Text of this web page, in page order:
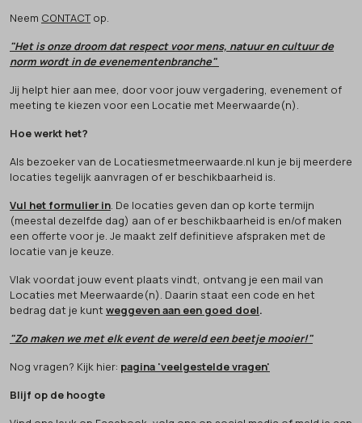
Neem CONTACTop.
"Het is onze droom dat respect voor mens, natuur en cultuur de
norm wordt in de evenementenbranche"
Jij helpt hier aan mee, door voor jouw vergadering, evenement of
meeting te kiezen voor een Locatie met Meerwaarde(n).
Hoe werkt het?
Als bezoeker van de Locatiesmetmeerwaarde.nl kun je bij meerdere
locaties tegelijk aanvragen of er beschikbaarheid is.
Vul het formulier in. De locaties geven dan op korte termijn
(meestal dezelfde dag) aan of er beschikbaarheid is en/of maken
een offerte voor je. Je maakt zelf definitieve afspraken met de
locatie van je keuze.
Vlak voordat jouw event plaats vindt, ontvang je een mail van
Locaties met Meerwaarde(n). Daarin staat een code en het
bedrag dat je kunt weggeven aan een goed doel.
"Zo maken we met elk event de wereld een beetje mooier!"
Nog vragen? Kijk hier: pagina 'veelgestelde vragen'
Blijf op de hoogte